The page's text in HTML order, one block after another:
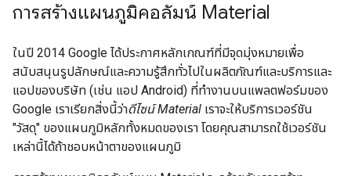
การสร้างแผนภูมิคอลัมน์ Material
ในปี 2014 Google ได้ประกาศหลักเกณฑ์ที่มีจุดมุ่งหมายเพื่อ
สนับสนุนรูปลักษณ์และความรู้สึกทั่วไปในผลิตภัณฑ์และบริการและ
แอปของบริษัท (เช่น แอป Android) ที่ทำงานบนแพลตฟอร์มของ
Google เราเรียกสิ่งนี้ว่าดีไซน์ Material เราจะให้บริการเวอร์ชัน
"วัสดุ" ของแผนภูมิหลักทั้งหมดของเรา โดยคุณสามารถใช้เวอร์ชัน
เหล่านี้ได้ถ้าชอบหน้าตาของแผนภูมิ